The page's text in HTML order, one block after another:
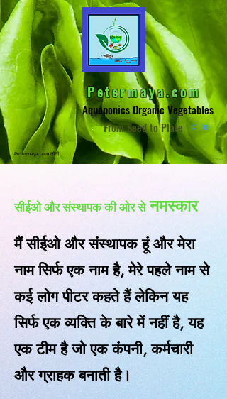
Petermaya.com लोगो
© ®
Petermaya.com
Aquaponics Organic Vegetables
From Seed to Plate
सीईओ और संस्थापक की ओर से नमस्कार
मैं सीईओ और संस्थापक हूं और मेरा
नाम सिर्फ एक नाम है, मेरे पहले नाम से
कई लोग पीटर कहते हैं लेकिन यह
सिर्फ एक व्यक्ति के बारे में नहीं है, यह
एक टीम है जो एक कंपनी, कर्मचारी
और ग्राहक बनाती है।